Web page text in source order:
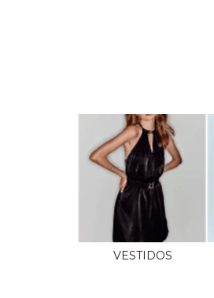
VESTIDOS